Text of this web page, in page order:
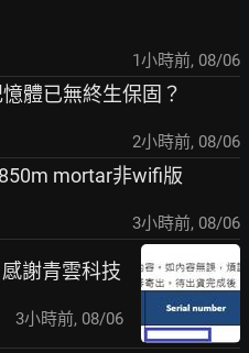
1小時前, 08/06
體已無終生保固？
2小時前, 08/06
mortar非wifi版
3小時前, 08/06
謝青雲科技
3小時前, 08/06